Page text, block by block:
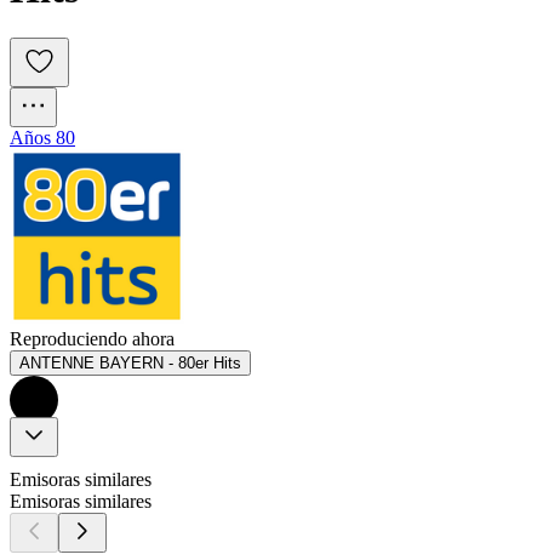
Años 80
Reproduciendo ahora
ANTENNE BAYERN - 80er Hits
Emisoras similares
Emisoras similares